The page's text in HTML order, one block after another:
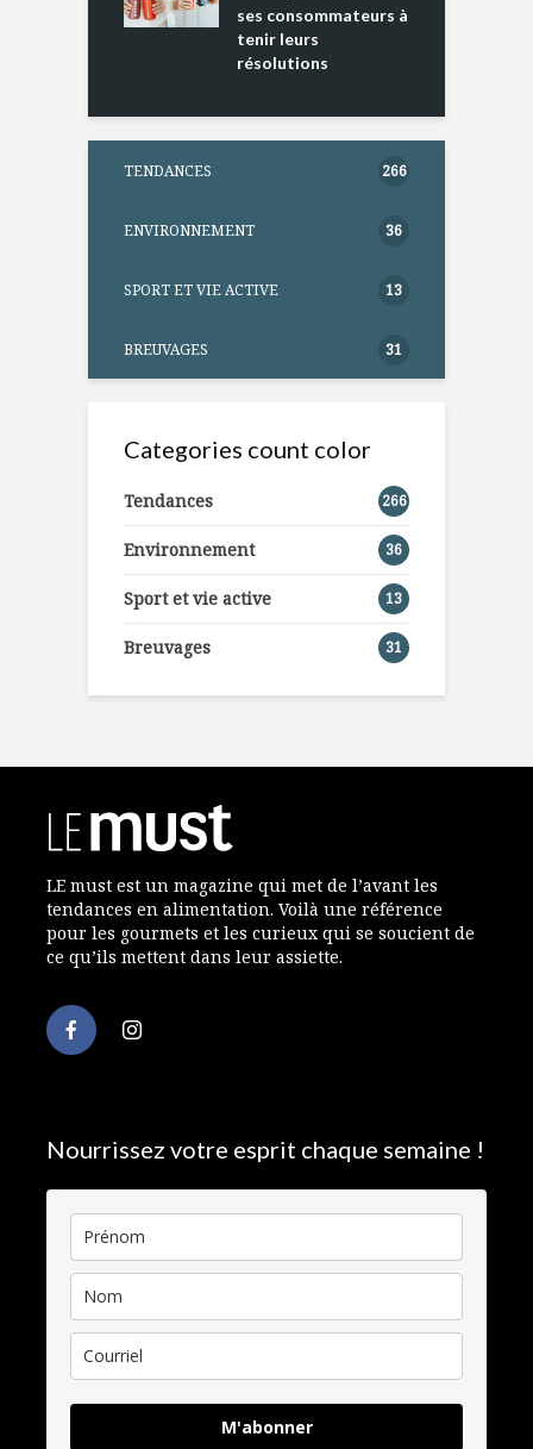
ses consommateurs à
tenir leurs
résolutions
TENDANCES 266
ENVIRONNEMENT 36
SPORT ET VIE ACTIVE 13
BREUVAGES 31
Categories count color
Tendances 266
Environnement 36
Sport et vie active 13
Breuvages 31
LE must est un magazine qui met de l’avant les
tendances en alimentation. Voilà une référence
pour les gourmets et les curieux qui se soucient de
ce qu’ils mettent dans leur assiette.
Nourrissez votre esprit chaque semaine !
M'abonner